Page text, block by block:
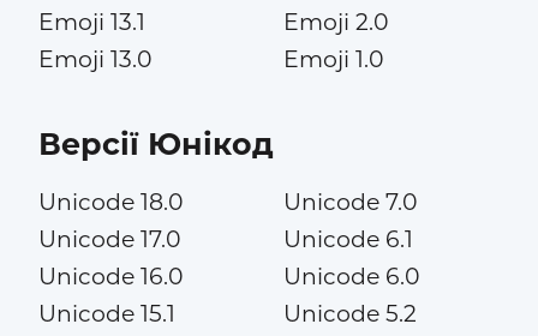
Emoji 13.1
Emoji 13.0
Emoji 2.0
Emoji 1.0
Версії Юнікод
Unicode 18.0
Unicode 17.0
Unicode 16.0
Unicode 15.1
Unicode 7.0
Unicode 6.1
Unicode 6.0
Unicode 5.2